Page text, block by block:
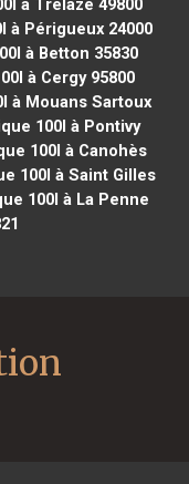
à Périgueux 24000
à Betton 35830
à Cergy 95800
à Mouans Sartoux
100l à Pontivy
100l à Canohès
100l à Saint Gilles
100l à La Penne